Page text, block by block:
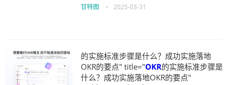
甘特图 • 2025-03-31
的实施标准步骤是什么？成功实施落地
OKR的要点" title="OKR的实施标准步骤是
什么？成功实施落地OKR的要点"